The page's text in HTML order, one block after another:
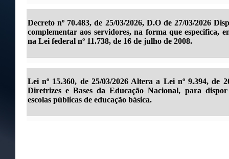
Decreto nº 70.483, de 25/03/2026, D.O de 27/03/2026
complementar aos servidores, na forma que especifica,
na Lei federal nº 11.738, de 16 de julho de 2008.
Lei nº 15.360, de 25/03/2026 Altera a Lei nº 9.394, de
Diretrizes e Bases da Educação Nacional, para
escolas públicas de educação básica.